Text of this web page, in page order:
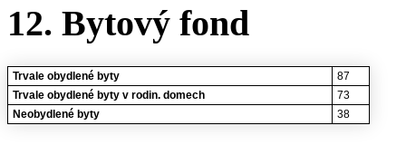
12. Bytový fond
Trvale obydlené byty
87
Trvale obydlené byty v rodin. domech
73
Neobydlené byty
38